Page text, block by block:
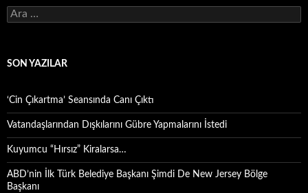
Arama:
SON YAZILAR
‘Cin Çıkartma’ Seansında Canı Çıktı
Vatandaşlarından Dışkılarını Gübre Yapmalarını İstedi
Kuyumcu “Hırsız” Kiralarsa…
ABD’nin İlk Türk Belediye Başkanı Şimdi De New Jersey Bölge
Başkanı